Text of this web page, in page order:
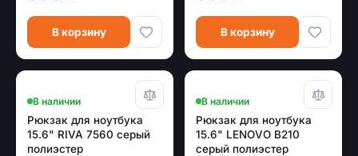
В корзину В корзину
В наличии
Рюкзак для ноутбука
15.6" RIVA 7560 серый
полиэстер
В наличии
Рюкзак для ноутбука
15.6" LENOVO B210
серый полиэстер